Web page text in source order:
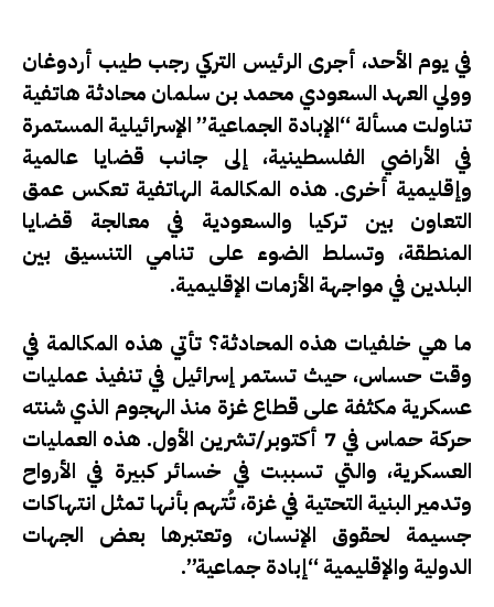
في يوم الأحد، أجرى الرئيس التركي رجب طيب أردوغان
وولي العهد السعودي محمد بن سلمان محادثة هاتفية
تناولت مسألة “الإبادة الجماعية” الإسرائيلية المستمرة
في الأراضي الفلسطينية، إلى جانب قضايا عالمية
وإقليمية أخرى. هذه المكالمة الهاتفية تعكس عمق
التعاون بين تركيا والسعودية في معالجة قضايا
المنطقة، وتسلط الضوء على تنامي التنسيق بين
البلدين في مواجهة الأزمات الإقليمية.
ما هي خلفيات هذه المحادثة؟ تأتي هذه المكالمة في
وقت حساس، حيث تستمر إسرائيل في تنفيذ عمليات
عسكرية مكثفة على قطاع غزة منذ الهجوم الذي شنته
حركة حماس في 7 أكتوبر/تشرين الأول. هذه العمليات
العسكرية، والتي تسببت في خسائر كبيرة في الأرواح
وتدمير البنية التحتية في غزة، تُتهم بأنها تمثل انتهاكات
جسيمة لحقوق الإنسان، وتعتبرها بعض الجهات
الدولية والإقليمية “إبادة جماعية”.